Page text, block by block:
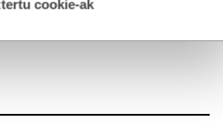
cookie-ak